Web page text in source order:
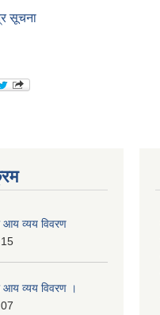
सूचना
आय व्यय विवरण
आय व्यय विवरण ।